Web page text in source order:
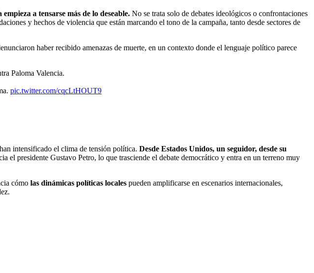
empieza a tensarse más de lo deseable. No se trata solo de debates ideológicos o confrontaciones
y hechos de violencia que están marcando el tono de la campaña, tanto desde sectores de
haber recibido amenazas de muerte, en un contexto donde el lenguaje político parece
Paloma Valencia.
pic.twitter.com/cqcLtHOUT9
intensificado el clima de tensión política. Desde Estados Unidos, un seguidor, desde su
presidente Gustavo Petro, lo que trasciende el debate democrático y entra en un terreno muy
cómo las dinámicas políticas locales pueden amplificarse en escenarios internacionales,